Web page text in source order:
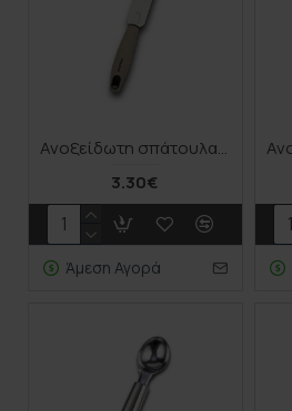
Ανοξείδωτη σπάτουλα γλάσου ζαχαροπλαστικής "Misty" 31cm
3.30€
Άμεση Αγορά